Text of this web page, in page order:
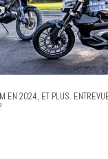
EN 2024, ET PLUS.